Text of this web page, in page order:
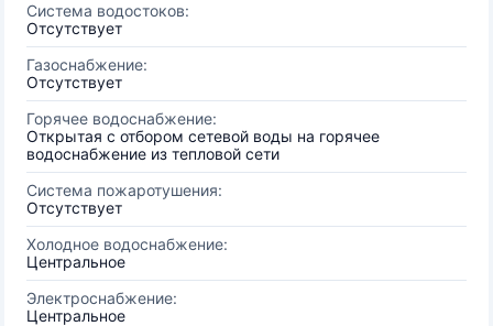
Система водостоков:
Отсутствует
Газоснабжение:
Отсутствует
Горячее водоснабжение:
Открытая с отбором сетевой воды на горячее
водоснабжение из тепловой сети
Система пожаротушения:
Отсутствует
Холодное водоснабжение:
Центральное
Электроснабжение:
Центральное